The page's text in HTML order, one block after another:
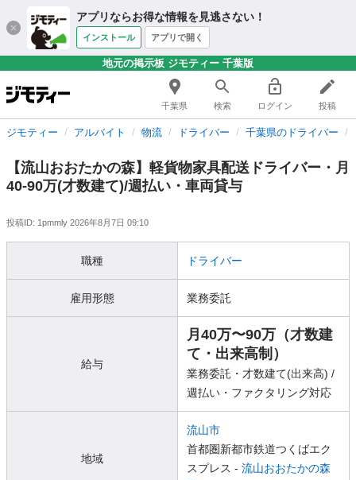
アプリならお得な情報を見逃さない！
インストール アプリで開く
地元の掲示板 ジモティー 千葉版
千葉県 検索 ログイン 投稿
ジモティー アルバイト 物流 ドライバー 千葉県のドライバー
【流山おおたかの森】軽貨物家具配送ドライバー・月
40-90万(才数建て)/週払い・車両貸与
投稿ID: 1pmmly 2026年8月7日 09:10
職種 ドライバー
雇用形態 業務委託
給与
月40万〜90万（才数建
て・出来高制）
業務委託・才数建て(出来高) /
週払い・ファクタリング対応
地域
流山市
首都圏新都市鉄道つくばエク
スプレス - 流山おおたかの森